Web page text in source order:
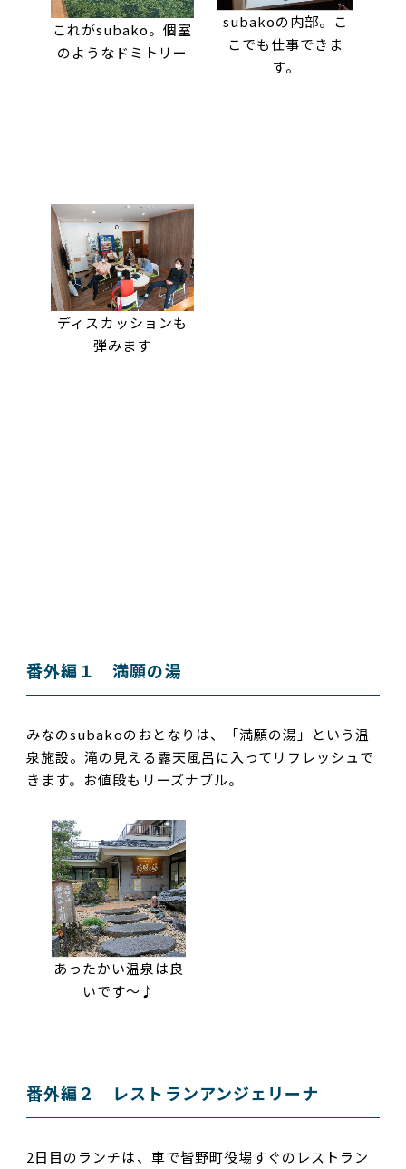
これがsubako。個室
のようなドミトリー
subakoの内部。こ
こでも仕事できま
す。
ディスカッションも
弾みます
番外編１ 満願の湯
みなのsubakoのおとなりは、「満願の湯」という温
泉施設。滝の見える露天風呂に入ってリフレッシュで
きます。お値段もリーズナブル。
あったかい温泉は良
いです～♪
番外編２ レストランアンジェリーナ
2日目のランチは、車で皆野町役場すぐのレストラン